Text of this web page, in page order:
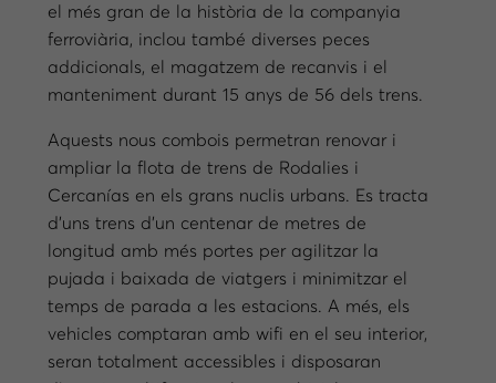
el més gran de la història de la companyia
ferroviària, inclou també diverses peces
addicionals, el magatzem de recanvis i el
manteniment durant 15 anys de 56 dels trens.
Aquests nous combois permetran renovar i
ampliar la flota de trens de Rodalies i
Cercanías en els grans nuclis urbans. Es tracta
d’uns trens d’un centenar de metres de
longitud amb més portes per agilitzar la
pujada i baixada de viatgers i minimitzar el
temps de parada a les estacions. A més, els
vehicles comptaran amb wifi en el seu interior,
seran totalment accessibles i disposaran